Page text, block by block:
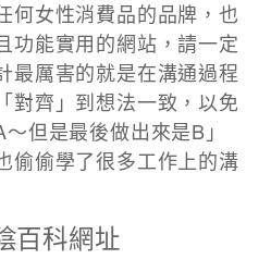
何女性消費品的品牌，也
功能實用的網站，請一定
最厲害的就是在溝通過程
對齊」到想法一致，以免
但是最後做出來是B」
偷偷學了很多工作上的溝
百科網址